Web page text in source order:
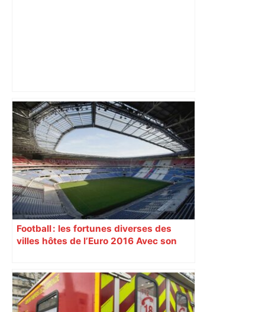
Au cœur du quotidien d'une infirmière
du CHU de Toulouse – Sud Radio
Football : les fortunes diverses des
villes hôtes de l’Euro 2016 Avec son
vivre un Euro exaltant grâce à un tirage
au sort favorable. Toutes les cités n’ont
pas été aussi gâtées.